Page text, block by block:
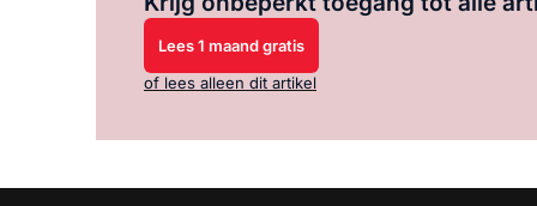
Lees 1 maand gratis
of lees alleen dit artikel